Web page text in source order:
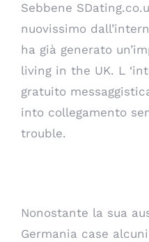
Sebbene
nuovissimo
ha già generato
living in the UK. L
gratuito
into collegamento
trouble.
Nonostante la sua
Germania case